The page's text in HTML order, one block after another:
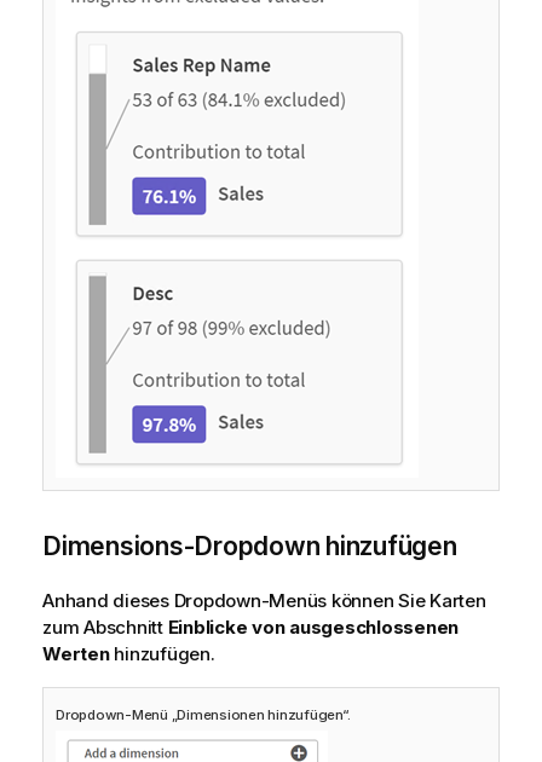
Dimensions-Dropdown hinzufügen
Anhand dieses Dropdown-Menüs können Sie Karten
zum Abschnitt Einblicke von ausgeschlossenen
Wertenhinzufügen.
Dropdown-Menü „Dimensionen hinzufügen“.